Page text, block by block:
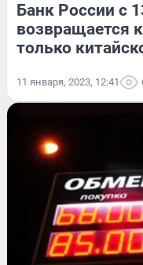
Банк России с
возвращается
только
11 января, 2023, 12:41